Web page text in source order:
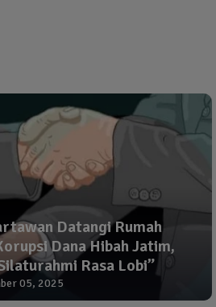
Datangi Rumah
Dana Hibah Jatim,
Rasa Lobi”
05, 2025